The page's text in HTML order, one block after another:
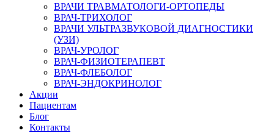
ВРАЧИ ТРАВМАТОЛОГИ-ОРТОПЕДЫ
ВРАЧ-ТРИХОЛОГ
ВРАЧИ УЛЬТРАЗВУКОВОЙ ДИАГНОСТИКИ
(УЗИ)
ВРАЧ-УРОЛОГ
ВРАЧ-ФИЗИОТЕРАПЕВТ
ВРАЧ-ФЛЕБОЛОГ
ВРАЧ-ЭНДОКРИНОЛОГ
Акции
Пациентам
Блог
Контакты